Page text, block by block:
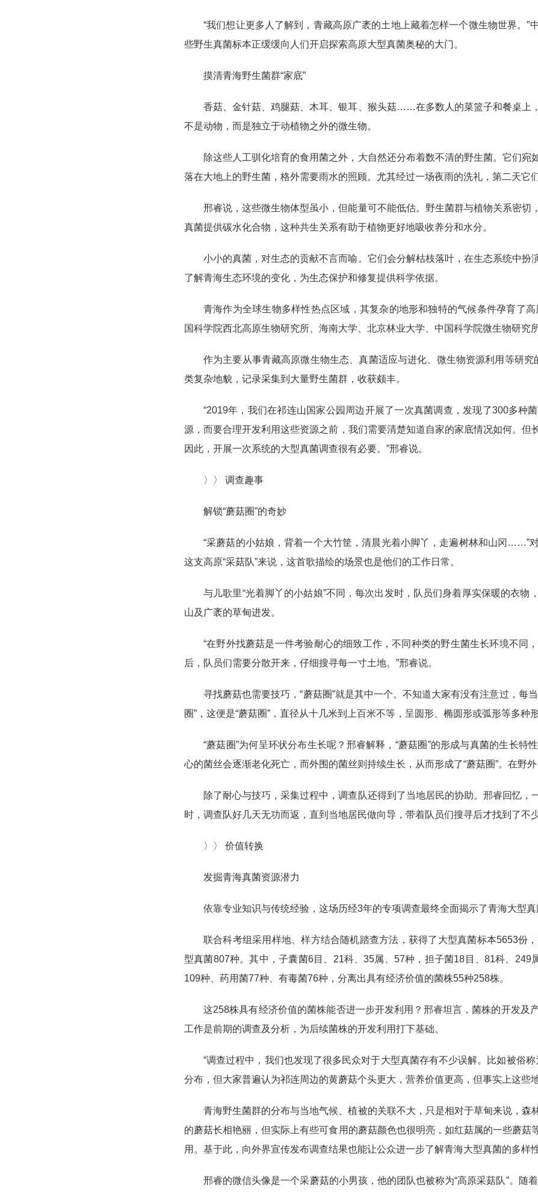
“我们想让更多人了解到，青藏高原广袤的土地上藏着怎样一个微生物世界。
些野生真菌标本正缓缓向人们开启探索高原大型真菌奥秘的大门。
摸清青海野生菌群“家底”
香菇、金针菇、鸡腿菇、木耳、银耳、猴头菇……在多数人的菜篮子和餐桌上
不是动物，而是独立于动植物之外的微生物。
除这些人工驯化培育的食用菌之外，大自然还分布着数不清的野生菌。它们
落在大地上的野生菌，格外需要雨水的照顾。尤其经过一场夜雨的洗礼，第二天它
邢睿说，这些微生物体型虽小，但能量可不能低估。野生菌群与植物关系密
真菌提供碳水化合物，这种共生关系有助于植物更好地吸收养分和水分。
小小的真菌，对生态的贡献不言而喻。它们会分解枯枝落叶，在生态系统中
了解青海生态环境的变化，为生态保护和修复提供科学依据。
青海作为全球生物多样性热点区域，其复杂的地形和独特的气候条件孕育了
国科学院西北高原生物研究所、海南大学、北京林业大学、中国科学院微生物研究
作为主要从事青藏高原微生物生态、真菌适应与进化、微生物资源利用等研
类复杂地貌，记录采集到大量野生菌群，收获颇丰。
“2019年，我们在祁连山国家公园周边开展了一次真菌调查，发现了300多种
源，而要合理开发利用这些资源之前，我们需要清楚知道自家的家底情况如何。但
因此，开展一次系统的大型真菌调查很有必要。”邢睿说。
〉〉 调查趣事
解锁“蘑菇圈”的奇妙
“采蘑菇的小姑娘，背着一个大竹筐，清晨光着小脚丫，走遍树林和山冈……”
这支高原“采菇队”来说，这首歌描绘的场景也是他们的工作日常。
与儿歌里“光着脚丫的小姑娘”不同，每次出发时，队员们身着厚实保暖的衣
山及广袤的草甸进发。
“在野外找蘑菇是一件考验耐心的细致工作，不同种类的野生菌生长环境不同
后，队员们需要分散开来，仔细搜寻每一寸土地。”邢睿说。
寻找蘑菇也需要技巧，“蘑菇圈”就是其中一个。不知道大家有没有注意过，每
圈”，这便是“蘑菇圈”，直径从十几米到上百米不等，呈圆形、椭圆形或弧形等多
“蘑菇圈”为何呈环状分布生长呢？邢睿解释，“蘑菇圈”的形成与真菌的生长
心的菌丝会逐渐老化死亡，而外围的菌丝则持续生长，从而形成了“蘑菇圈”。在野
除了耐心与技巧，采集过程中，调查队还得到了当地居民的协助。邢睿回忆
时，调查队好几天无功而返，直到当地居民做向导，带着队员们搜寻后才找到了不少
〉〉 价值转换
发掘青海真菌资源潜力
依靠专业知识与传统经验，这场历经3年的专项调查最终全面揭示了青海大型
联合科考组采用样地、样方结合随机踏查方法，获得了大型真菌标本5653份
型真菌807种。其中，子囊菌6目、21科、35属、57种，担子菌18目、81科、
109种、药用菌77种、有毒菌76种，分离出具有经济价值的菌株55种258株。
这258株具有经济价值的菌株能否进一步开发利用？邢睿坦言，菌株的开发及
工作是前期的调查及分析，为后续菌株的开发利用打下基础。
“调查过程中，我们也发现了很多民众对于大型真菌存有不少误解。比如被俗
分布，但大家普遍认为祁连周边的黄蘑菇个头更大，营养价值更高，但事实上这些
青海野生菌群的分布与当地气候、植被的关联不大，只是相对于草甸来说，
的蘑菇长相艳丽，但实际上有些可食用的蘑菇颜色也很明亮，如红菇属的一些蘑
用。基于此，向外界宣传发布调查结果也能让公众进一步了解青海大型真菌的多样
邢睿的微信头像是一个采蘑菇的小男孩，他的团队也被称为“高原采菇队”。随